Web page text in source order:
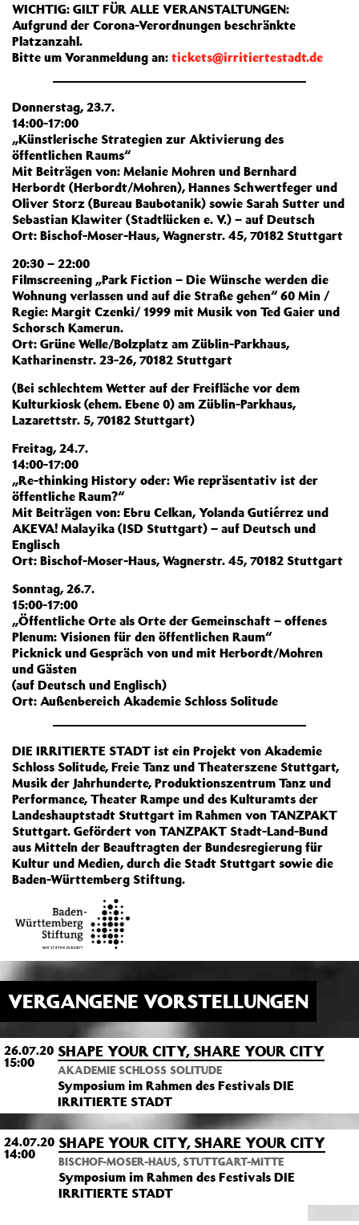
WICHTIG: GILT FÜR ALLE VERANSTALTUNGEN:
Aufgrund der Corona-Verordnungen beschränkte
Platzanzahl.
Bitte um Voranmeldung an: tickets@irritiertestadt.de
Donnerstag, 23.7.
14:00-17:00
„Künstlerische Strategien zur Aktivierung des
öffentlichen Raums“
Mit Beiträgen von: Melanie Mohren und Bernhard
Herbordt (Herbordt/Mohren), Hannes Schwertfeger und
Oliver Storz (Bureau Baubotanik) sowie Sarah Sutter und
Sebastian Klawiter (Stadtlücken e. V.) – auf Deutsch
Ort: Bischof-Moser-Haus, Wagnerstr. 45, 70182 Stuttgart
20:30 – 22:00
Filmscreening „Park Fiction – Die Wünsche werden die
Wohnung verlassen und auf die Straße gehen“ 60 Min /
Regie: Margit Czenki/ 1999 mit Musik von Ted Gaier und
Schorsch Kamerun.
Ort: Grüne Welle/Bolzplatz am Züblin-Parkhaus,
Katharinenstr. 23-26, 70182 Stuttgart
(Bei schlechtem Wetter auf der Freifläche vor dem
Kulturkiosk (ehem. Ebene 0) am Züblin-Parkhaus,
Lazarettstr. 5, 70182 Stuttgart)
Freitag, 24.7.
14:00-17:00
„Re-thinking History oder: Wie repräsentativ ist der
öffentliche Raum?“
Mit Beiträgen von: Ebru Celkan, Yolanda Gutiérrez und
AKEVA! Malayika (ISD Stuttgart) – auf Deutsch und
Englisch
Ort: Bischof-Moser-Haus, Wagnerstr. 45, 70182 Stuttgart
Sonntag, 26.7.
15:00-17:00
„Öffentliche Orte als Orte der Gemeinschaft – offenes
Plenum: Visionen für den öffentlichen Raum“
Picknick und Gespräch von und mit Herbordt/Mohren
und Gästen
(auf Deutsch und Englisch)
Ort: Außenbereich Akademie Schloss Solitude
DIE IRRITIERTE STADT ist ein Projekt von Akademie
Schloss Solitude, Freie Tanz und Theaterszene Stuttgart,
Musik der Jahrhunderte, Produktionszentrum Tanz und
Performance, Theater Rampe und des Kulturamts der
Landeshauptstadt Stuttgart im Rahmen von TANZPAKT
Stuttgart. Gefördert von TANZPAKT Stadt-Land-Bund
aus Mitteln der Beauftragten der Bundesregierung für
Kultur und Medien, durch die Stadt Stuttgart sowie die
Baden-Württemberg Stiftung.
VERGANGENE VORSTELLUNGEN
26.07.20
15:00
SHAPE YOUR CITY, SHARE YOUR CITY
AKADEMIE SCHLOSS SOLITUDE
Symposium im Rahmen des Festivals DIE
IRRITIERTE STADT
24.07.20
14:00
SHAPE YOUR CITY, SHARE YOUR CITY
BISCHOF-MOSER-HAUS, STUTTGART-MITTE
Symposium im Rahmen des Festivals DIE
IRRITIERTE STADT